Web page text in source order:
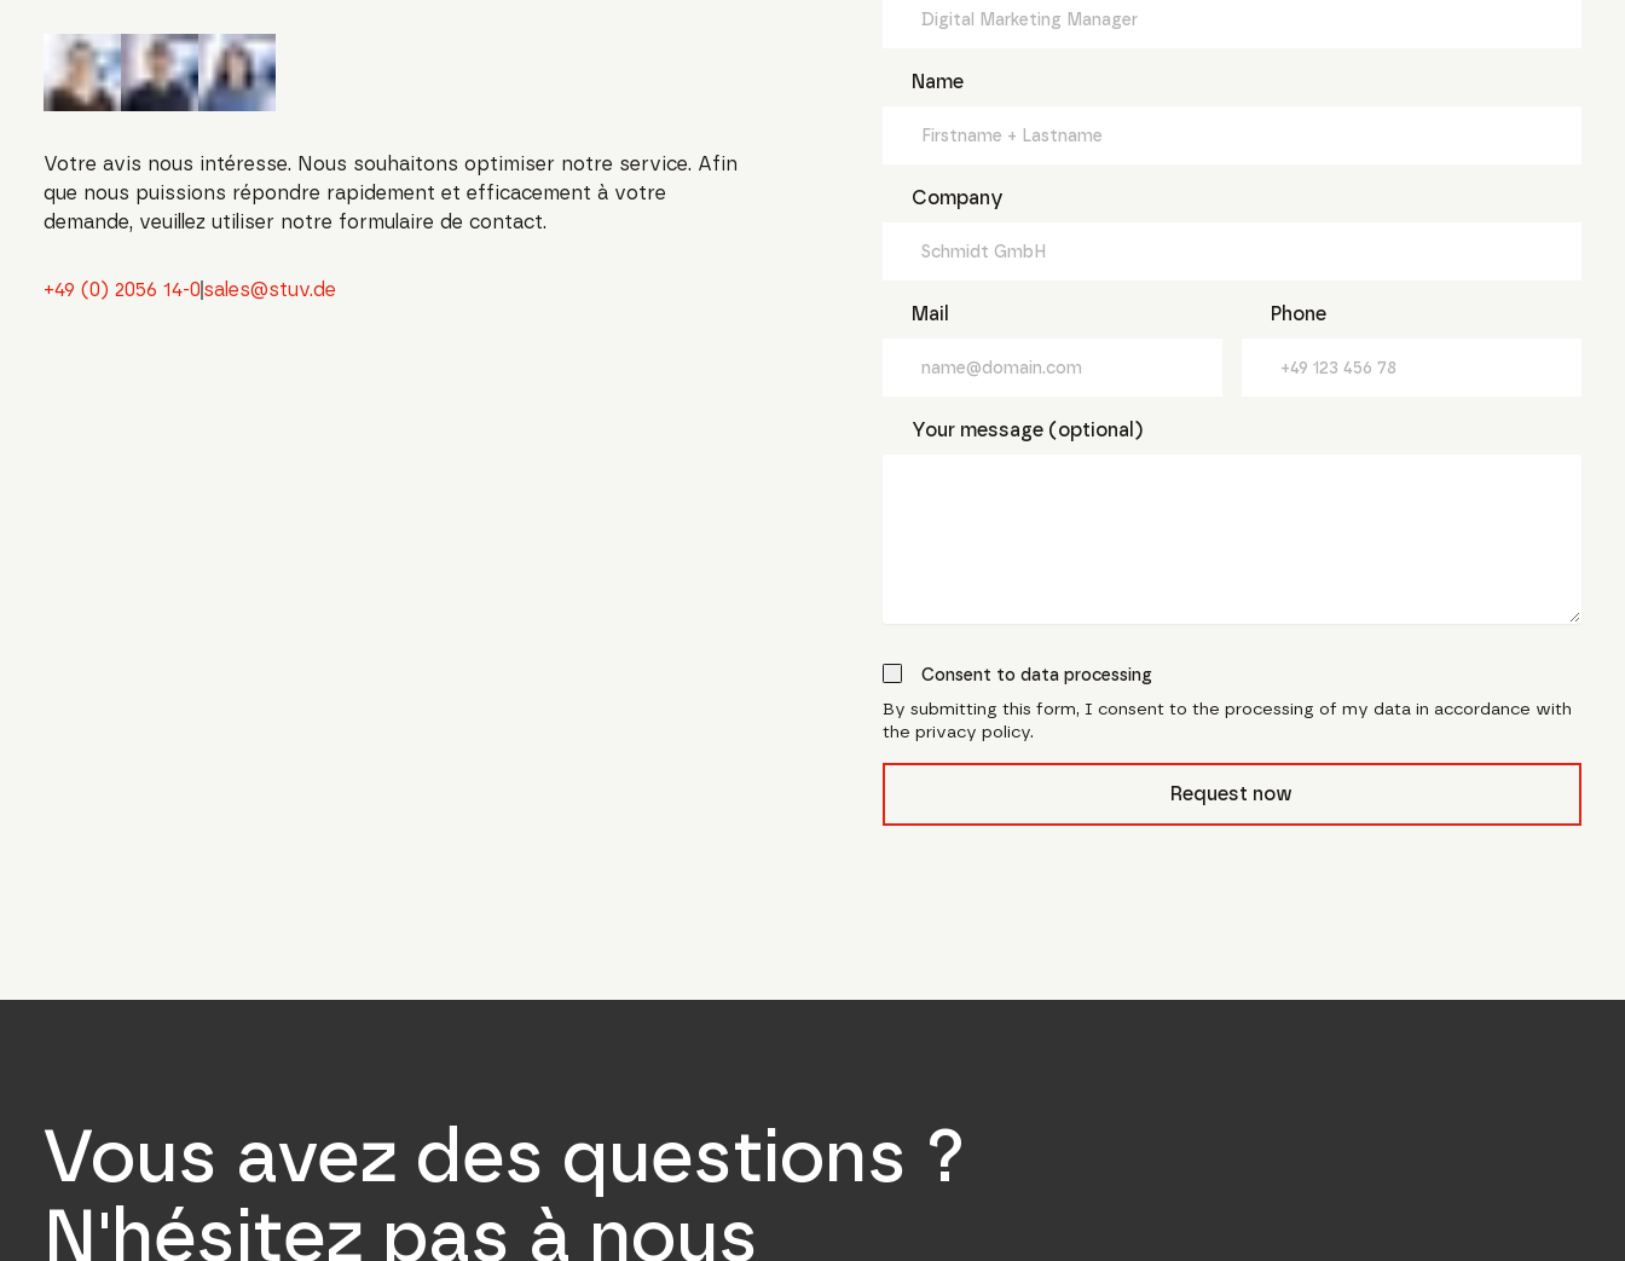
Votre avis nous intéresse. Nous souhaitons optimiser notre service. Afin
que nous puissions répondre rapidement et efficacement à votre
demande, veuillez utiliser notre formulaire de contact.
+49 (0) 2056 14-0 sales@stuv.de
Name
Company
Mail Phone
Your message (optional)
Consent to data processing
By submitting this form, I consent to the processing of my data in accordance with
the privacy policy.
Request now
Vous avez des questions ?
N'hésitez pas à nous